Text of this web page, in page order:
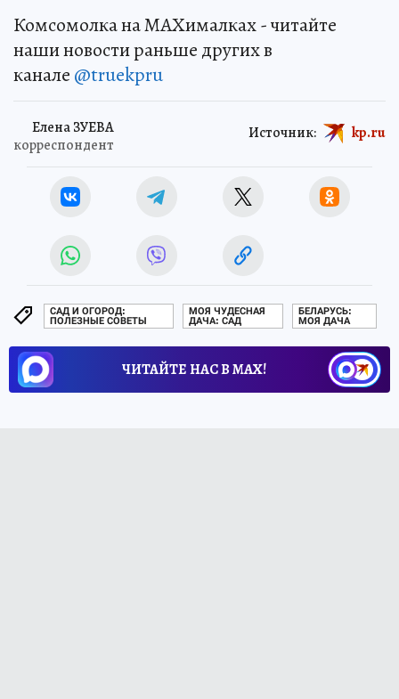
Комсомолка на MAXималках - читайте
наши новости раньше других в
канале @truekpru
Елена ЗУЕВА
корреспондент
Источник: kp.ru
САД И ОГОРОД:
ПОЛЕЗНЫЕ СОВЕТЫ
МОЯ ЧУДЕСНАЯ
ДАЧА: САД
БЕЛАРУСЬ:
МОЯ ДАЧА
ЧИТАЙТЕ НАС В МАХ!